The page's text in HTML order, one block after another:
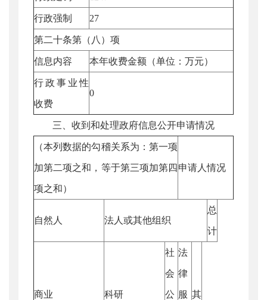
行政强制 27
第二十条第（八）项
信息内容 本年收费金额（单位：万元）
行政事业性
收费
0
三、收到和处理政府信息公开申请情况
（本列数据的勾稽关系为：第一项
加第二项之和，等于第三项加第四
项之和）
申请人情况
自然人 法人或其他组织
总
计
商业 科研
社
会
公
法
律
服 其